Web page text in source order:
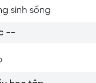
tắc phát âm d
sinh sống